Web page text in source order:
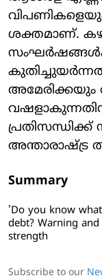
ശക്തമാണ്.
അമേരിക്കയും
Summary
'Do you know
debt? Warning
strength
Subscribe to our